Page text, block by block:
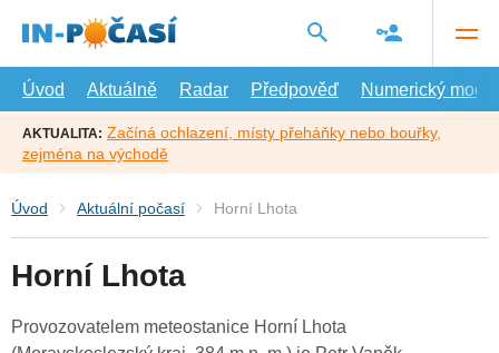
hlavní
Úvod
Aktuálně Radar Předpověď Numerický model
AKTUALITA: Začíná ochlazení, místy přeháňky nebo bouřky,
zejména na východě
Úvod Aktuální počasí Horní Lhota
Horní Lhota
Provozovatelem meteostanice Horní Lhota